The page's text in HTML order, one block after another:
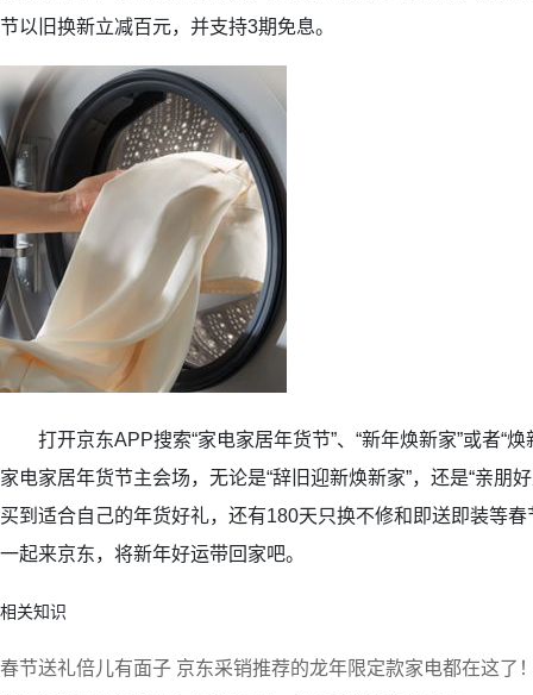
节以旧换新立减百元，并支持3期免息。
打开京东APP搜索“家电家居年货节”、“新年焕新家”或者“焕
家电家居年货节主会场，无论是“辞旧迎新焕新家”，还是“亲朋
买到适合自己的年货好礼，还有180天只换不修和即送即装等
一起来京东，将新年好运带回家吧。
相关知识
春节送礼倍儿有面子 京东采销推荐的龙年限定款家电都在这了